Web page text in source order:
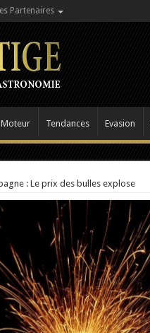
Partenaires
Moteur Tendances Evasion
: Le prix des bulles explose